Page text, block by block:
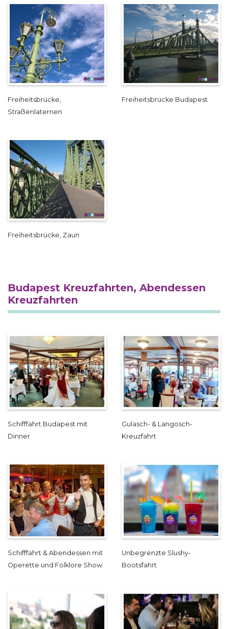
Freiheitsbrücke,
Straßenlaternen
Freiheitsbrücke Budapest
Freiheitsbrücke, Zaun
Budapest Kreuzfahrten, Abendessen
Kreuzfahrten
Schifffahrt Budapest mit
Dinner
Gulasch- & Langosch-
Kreuzfahrt
Schifffahrt & Abendessen mit
Operette und Folklore Show
Unbegrenzte Slushy-
Bootsfahrt